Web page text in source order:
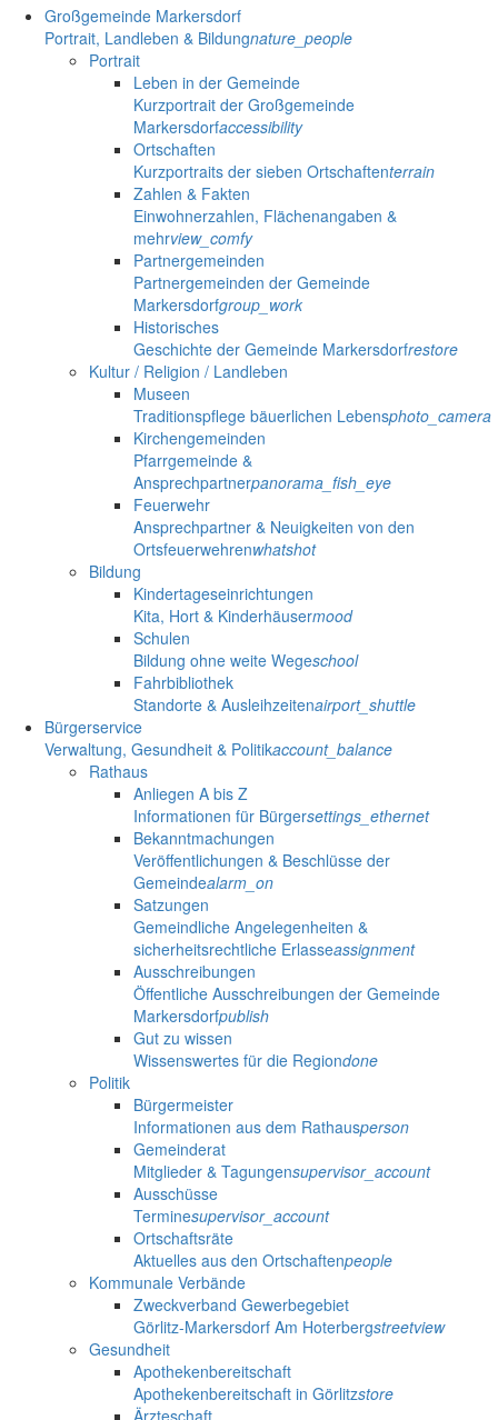
Großgemeinde Markersdorf
Portrait, Landleben & Bildungnature_people
Portrait
Leben in der Gemeinde
Kurzportrait der Großgemeinde
Markersdorfaccessibility
Ortschaften
Kurzportraits der sieben Ortschaftenterrain
Zahlen & Fakten
Einwohnerzahlen, Flächenangaben &
mehrview_comfy
Partnergemeinden
Partnergemeinden der Gemeinde
Markersdorfgroup_work
Historisches
Geschichte der Gemeinde Markersdorfrestore
Kultur / Religion / Landleben
Museen
Traditionspflege bäuerlichen Lebensphoto_camera
Kirchengemeinden
Pfarrgemeinde &
Ansprechpartnerpanorama_fish_eye
Feuerwehr
Ansprechpartner & Neuigkeiten von den
Ortsfeuerwehrenwhatshot
Bildung
Kindertageseinrichtungen
Kita, Hort & Kinderhäusermood
Schulen
Bildung ohne weite Wegeschool
Fahrbibliothek
Standorte & Ausleihzeitenairport_shuttle
Bürgerservice
Verwaltung, Gesundheit & Politikaccount_balance
Rathaus
Anliegen A bis Z
Informationen für Bürgersettings_ethernet
Bekanntmachungen
Veröffentlichungen & Beschlüsse der
Gemeindealarm_on
Satzungen
Gemeindliche Angelegenheiten &
sicherheitsrechtliche Erlasseassignment
Ausschreibungen
Öffentliche Ausschreibungen der Gemeinde
Markersdorfpublish
Gut zu wissen
Wissenswertes für die Regiondone
Politik
Bürgermeister
Informationen aus dem Rathausperson
Gemeinderat
Mitglieder & Tagungensupervisor_account
Ausschüsse
Terminesupervisor_account
Ortschaftsräte
Aktuelles aus den Ortschaftenpeople
Kommunale Verbände
Zweckverband Gewerbegebiet
Görlitz-Markersdorf Am Hoterbergstreetview
Gesundheit
Apothekenbereitschaft
Apothekenbereitschaft in Görlitzstore
Ärzteschaft